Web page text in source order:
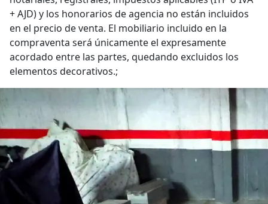
+ AJD) y los honorarios de agencia no están incluidos
en el precio de venta. El mobiliario incluido en la
compraventa será únicamente el expresamente
acordado entre las partes, quedando excluidos los
elementos decorativos.;